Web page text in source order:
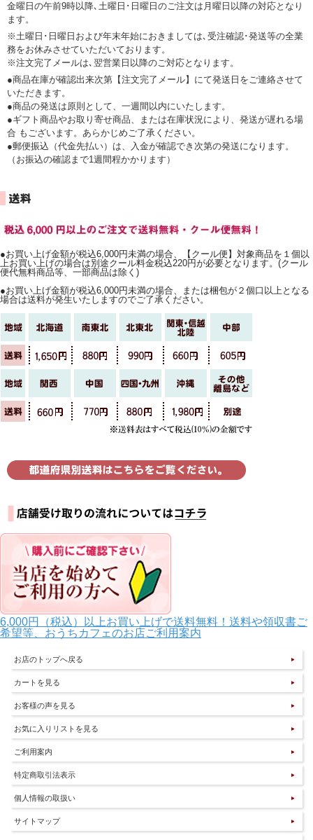
金曜日の午前9時以降､土曜日･日曜日のご注文は月曜日以降の対応となり
ます。
※土曜日･日曜日および年末年始におきましては､受注確認･発送等の全業
務をお休みさせていただいております。
※注文完了メールは､翌営業日以降のご対応となります。
●商品在庫が確認出来次第【注文完了メール】にて発送日をご連絡させて
いただきます。
●商品の発送は原則として、一週間以内にいたします。
●ギフト商品やお取り寄せ商品、または在庫状況により、発送が遅れる場
合 もございます。あらかじめご了承ください。
●郵便振込（代金先払い）は、入金が確認でき次第の発送になります。
（お振込の確認まで1週間程かかります）
●お買い上げ金額が税込6,000円未満の場合、【クール便】対象商品を１個以
上お買い上げの場合は別途クール料金税込220円が必要となります。(クール
便代無料商品等、一部商品は除く)
●お買い上げ金額が税込6,000円未満の場合、または梱包が２個口以上となる
場合は送料が発生いたしますのでご了承ください。
6,000円（税込）以上お買い上げで送料無料！送料や領収書ご
希望等、おうちカフェのお店ご利用案内
お店のトップへ戻る
カートを見る
お客様の声を見る
お気に入りリストを見る
ご利用案内
特定商取引法表示
個人情報の取扱い
サイトマップ